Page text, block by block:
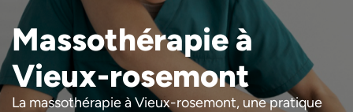
Massothérapie à
Vieux-rosemont
La massothérapie à Vieux-rosemont, une pratique